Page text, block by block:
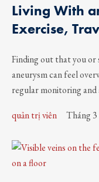
Living With
Exercise,
Finding out that you or
aneurysm can feel
regular monitoring
quản trị viên Tháng 3